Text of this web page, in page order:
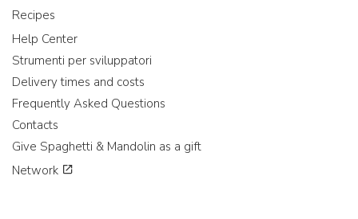
Recipes
Help Center
Strumenti per sviluppatori
Delivery times and costs
Frequently Asked Questions
Contacts
Give Spaghetti & Mandolin as a gift
Network